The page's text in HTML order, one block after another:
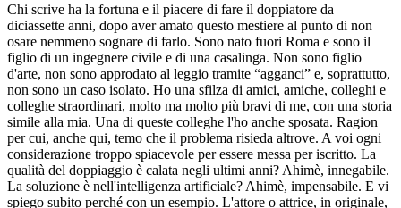
Chi scrive ha la fortuna e il piacere di fare il doppiatore da
diciassette anni, dopo aver amato questo mestiere al punto di non
osare nemmeno sognare di farlo. Sono nato fuori Roma e sono il
figlio di un ingegnere civile e di una casalinga. Non sono figlio
d'arte, non sono approdato al leggio tramite “agganci” e, soprattutto,
non sono un caso isolato. Ho una sfilza di amici, amiche, colleghi e
colleghe straordinari, molto ma molto più bravi di me, con una storia
simile alla mia. Una di queste colleghe l'ho anche sposata. Ragion
per cui, anche qui, temo che il problema risieda altrove. A voi ogni
considerazione troppo spiacevole per essere messa per iscritto. La
qualità del doppiaggio è calata negli ultimi anni? Ahimè, innegabile.
La soluzione è nell'intelligenza artificiale? Ahimè, impensabile. E vi
spiego subito perché con un esempio. L'attore o attrice, in originale,